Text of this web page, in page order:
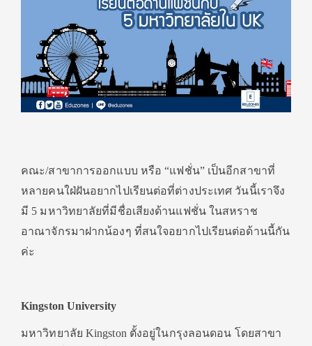
คณะ/สาขาการออกแบบ หรือ “แฟชั่น” เป็นอีกสาขาที่
หลายคนใฝ่ฝันอยากไปเรียนต่อที่ต่างประเทศ วันนี้เราจึง
มี 5 มหาวิทยาลัยที่มีชื่อเสียงด้านแฟชั่น ในสหราช
อาณาจักรมาฝากน้องๆ ที่สนใจอยากไปเรียนต่อด้านนี้กัน
ค่ะ
Kingston University
มหาวิทยาลัย Kingston ตั้งอยู่ในกรุงลอนดอน โดยสาขา